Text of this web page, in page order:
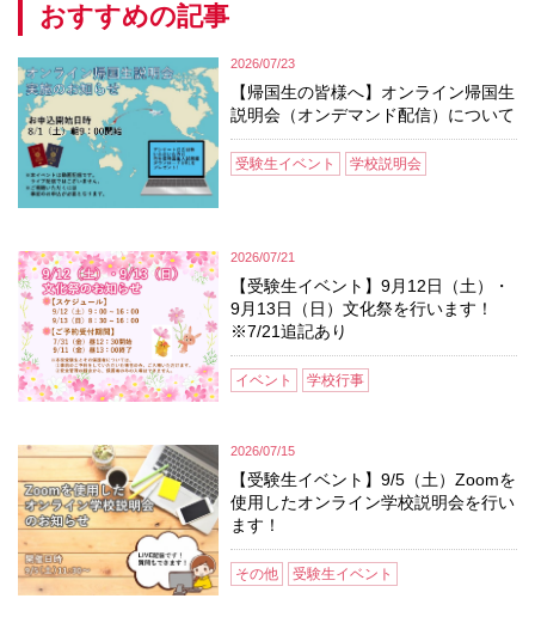
おすすめの記事
2026/07/23
【帰国生の皆様へ】オンライン帰国生
説明会（オンデマンド配信）について
受験生イベント 学校説明会
2026/07/21
【受験生イベント】9月12日（土）・
9月13日（日）文化祭を行います！
※7/21追記あり
イベント 学校行事
2026/07/15
【受験生イベント】9/5（土）Zoomを
使用したオンライン学校説明会を行い
ます！
その他 受験生イベント